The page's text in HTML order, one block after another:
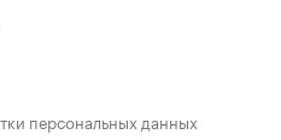
персональных данных